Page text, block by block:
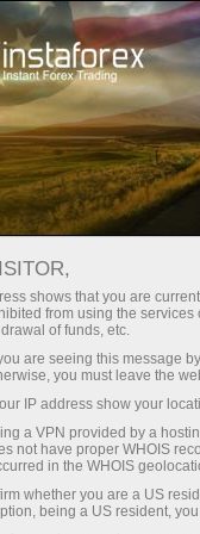
С
кредитное
из лучших
на рынке, а
торговли
Минимальные
Бонус 30%
на каждый
Скорость
в трейдинге
shows that you are
from using the
of funds, etc.
are seeing this message
you must leave the
IP address show your
a VPN provided by a
not have proper WHOIS
in the WHOIS
whether you are a US
being a US resident,